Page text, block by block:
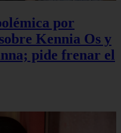
por
Kennia Os y
pide frenar el